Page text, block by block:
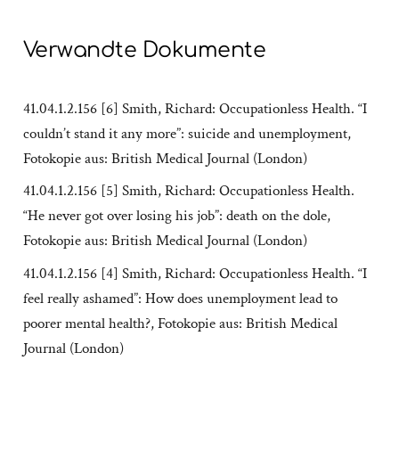
Verwandte Dokumente
41.04.1.2.156 [6] Smith, Richard: Occupationless Health. “I
couldn’t stand it any more”: suicide and unemployment,
Fotokopie aus: British Medical Journal (London)
41.04.1.2.156 [5] Smith, Richard: Occupationless Health.
“He never got over losing his job”: death on the dole,
Fotokopie aus: British Medical Journal (London)
41.04.1.2.156 [4] Smith, Richard: Occupationless Health. “I
feel really ashamed”: How does unemployment lead to
poorer mental health?, Fotokopie aus: British Medical
Journal (London)